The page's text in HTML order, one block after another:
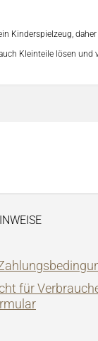
Kinderspielzeug,
Kleinteile lösen und
für